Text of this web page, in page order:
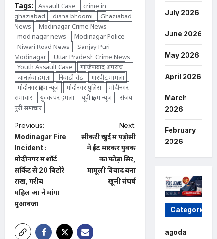
Tags:
Assault Case
crime in
ghaziabad
disha bhoomi
Ghaziabad
News
Modinagar Crime News
modinagar news
Modinagar Police
Niwari Road News
Sanjay Puri
Modinagar
Uttar Pradesh Crime News
Youth Assault Case
गाजियाबाद अपराध
जानलेवा हमला
निवाड़ी रोड
मारपीट मामला
मोदीनगर क्राइम न्यूज़
मोदीनगर पुलिस
मोदीनगर
समाचार
युवक पर हमला यूपी क्राइम न्यूज
संजय
पुरी समाचार
P
o
s
t
n
a
i
Previous:
Modinagar Fire
Incident :
मोदीनगर में शॉर्ट
सर्किट से 20 बिटोरे
राख, गरीब
महिलाओं ने मांगा
मुआवजा
Next:
सीकरी खुर्द में पड़ोसी
ने ईंट मारकर युवक
का फोड़ा सिर,
मामूली विवाद बना
खूनी संघर्ष
July 2026
June 2026
May 2026
April 2026
March
2026
February
2026
Categories
agoda